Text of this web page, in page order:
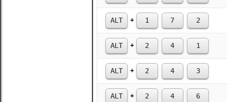
ALT + 1 7 2
ALT + 2 4 1
ALT + 2 4 3
ALT + 2 4 6